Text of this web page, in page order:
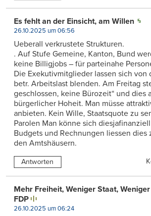
Es fehlt an der Einsicht, am Willen
26.10.2025 um 06:56
Ueberall verkrustete Strukturen.
. Auf Stufe Gemeine, Kanton, Bund
keine Billigjobs – für parteinahe
Die Exekutivmitglieder lassen sich von
betr. Arbeitslast blenden. Am Freitag
geschlossen, keine Bürozeit“ und dies
bürgerlicher Hoheit. Man müsse
anbieten. Kein Wille, Staatsquote zu
Parolen Man könne sich
Budgets und Rechnungen liessen dies
den Amtshäusern.
Antworten
Mehr Freiheit, Weniger Staat, Weniger
FDP
26.10.2025 um 06:24